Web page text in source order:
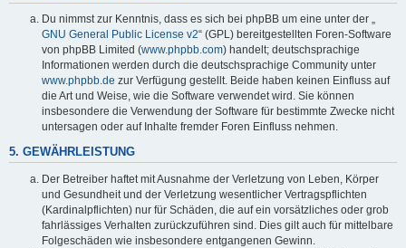
Du nimmst zur Kenntnis, dass es sich bei phpBB um eine unter der „
GNU General Public License v2“ (GPL) bereitgestellten Foren-Software
von phpBB Limited (www.phpbb.com) handelt; deutschsprachige
Informationen werden durch die deutschsprachige Community unter
www.phpbb.de zur Verfügung gestellt. Beide haben keinen Einfluss auf
die Art und Weise, wie die Software verwendet wird. Sie können
insbesondere die Verwendung der Software für bestimmte Zwecke nicht
untersagen oder auf Inhalte fremder Foren Einfluss nehmen.
5. GEWÄHRLEISTUNG
Der Betreiber haftet mit Ausnahme der Verletzung von Leben, Körper
und Gesundheit und der Verletzung wesentlicher Vertragspflichten
(Kardinalpflichten) nur für Schäden, die auf ein vorsätzliches oder grob
fahrlässiges Verhalten zurückzuführen sind. Dies gilt auch für mittelbare
Folgeschäden wie insbesondere entgangenen Gewinn.